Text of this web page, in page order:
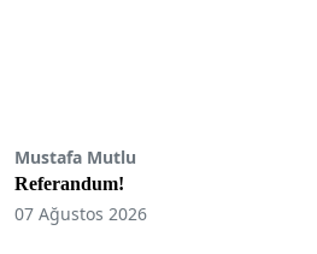
Mustafa Mutlu
Referandum!
07 Ağustos 2026